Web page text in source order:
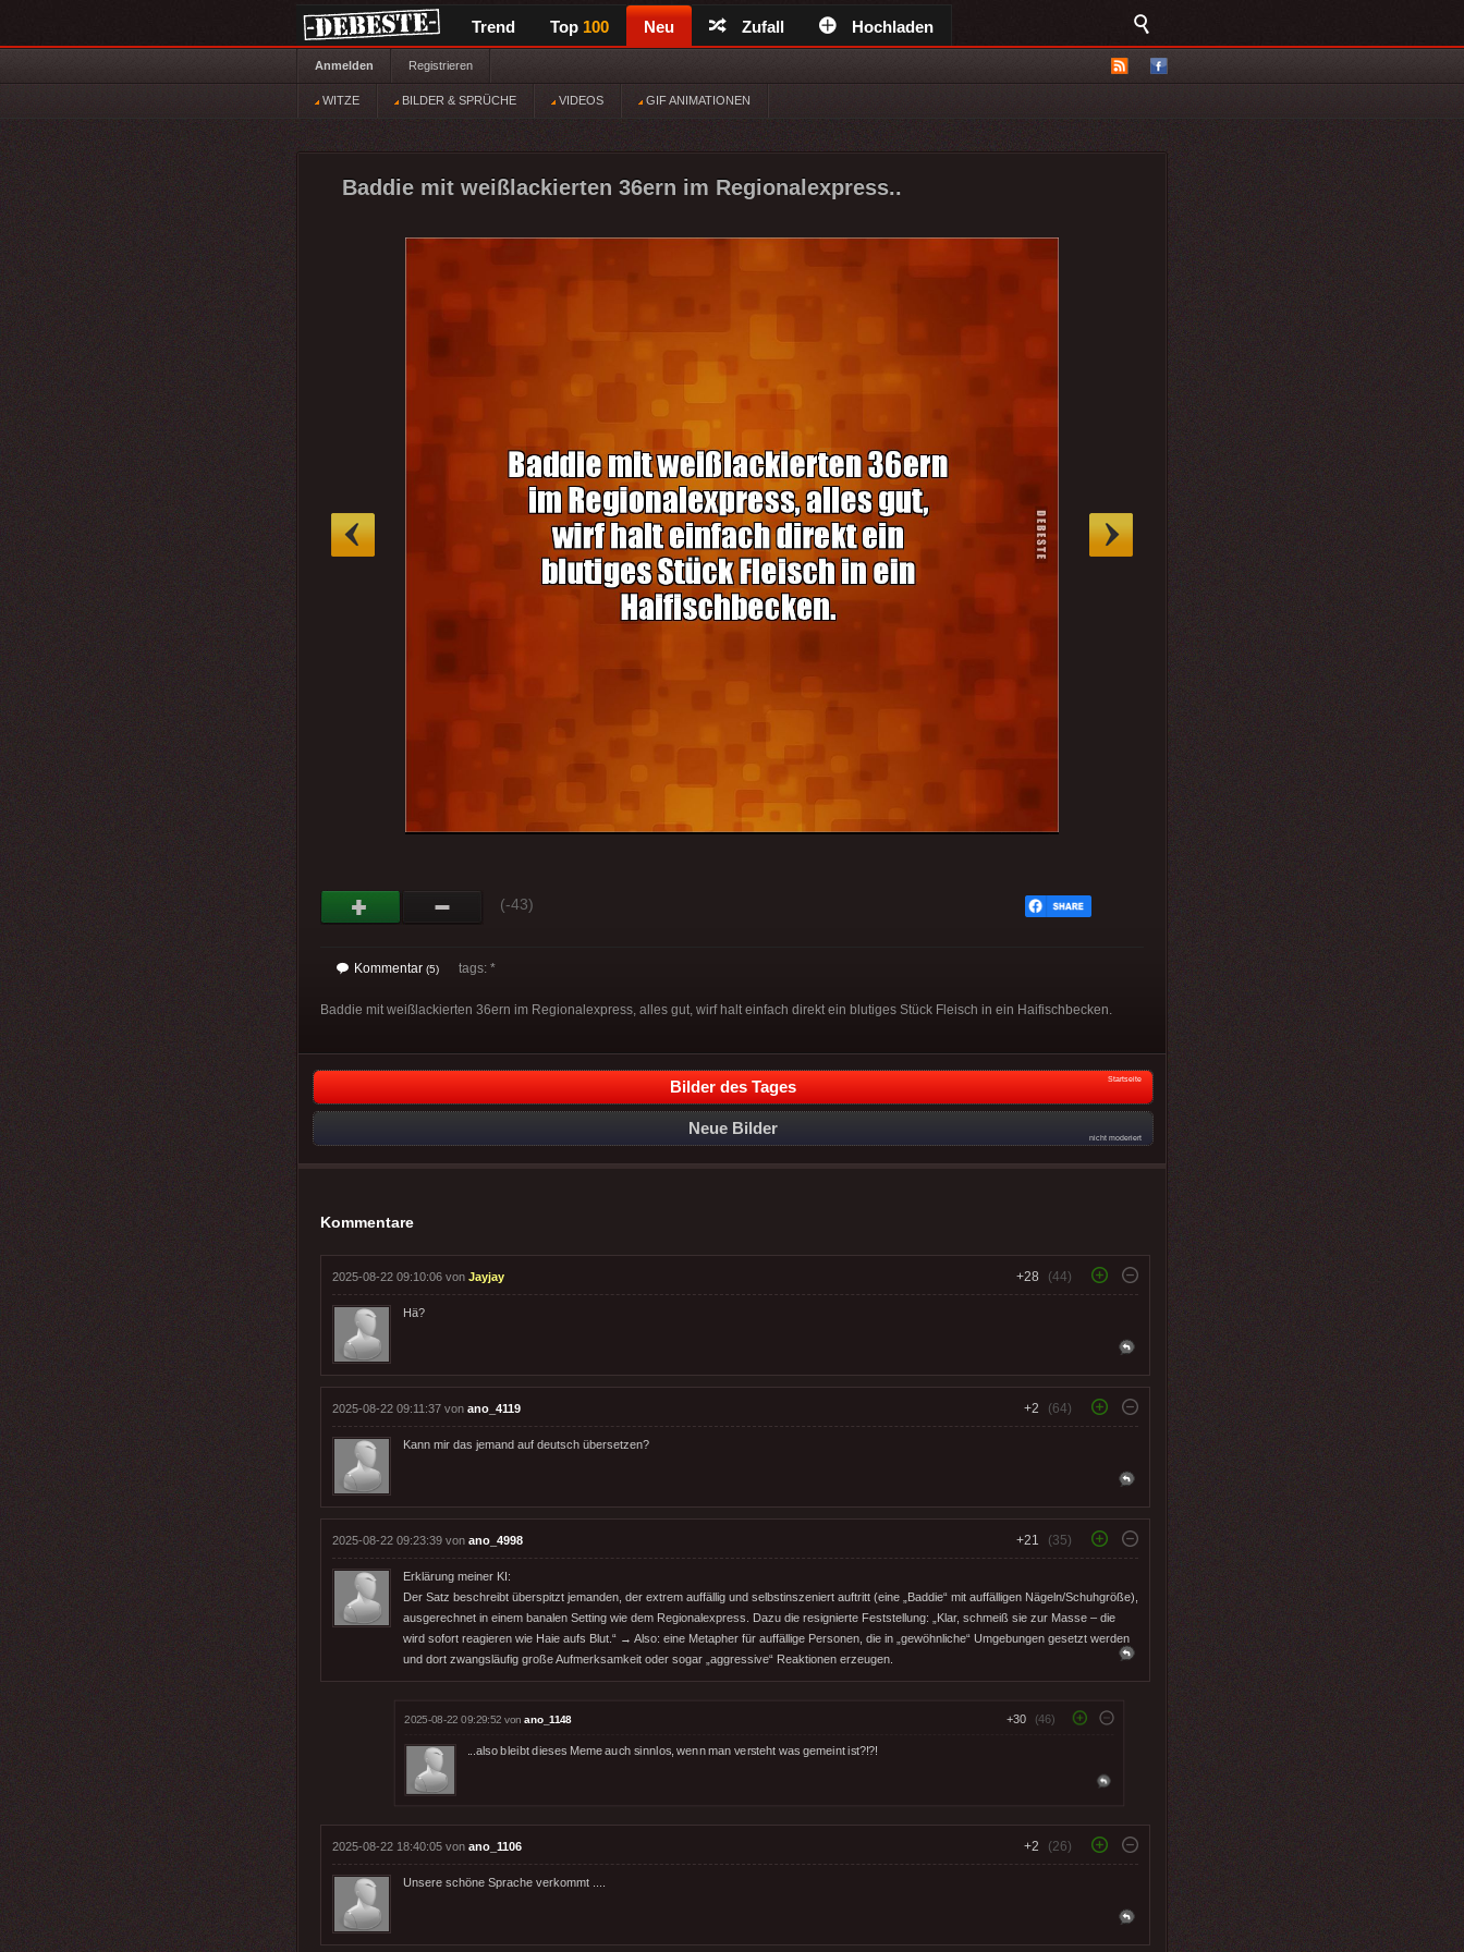
Trend Top 100 Neu Zufall Hochladen
Anmelden Registrieren
WITZE BILDER & SPRÜCHE VIDEOS GIF ANIMATIONEN
Baddie mit weißlackierten 36ern im Regionalexpress..
(-43)
Kommentar (5) tags: *
Baddie mit weißlackierten 36ern im Regionalexpress, alles gut, wirf halt einfach direkt ein blutiges Stück Fleisch in ein Haifischbecken.
Bilder des Tages Startseite
Neue Bilder
nicht moderiert
Kommentare
2025-08-22 09:10:06 von Jayjay +28 (44)
Hä?
2025-08-22 09:11:37 von ano_4119 +2 (64)
Kann mir das jemand auf deutsch übersetzen?
2025-08-22 09:23:39 von ano_4998 +21 (35)
Erklärung meiner KI:
Der Satz beschreibt überspitzt jemanden, der extrem auffällig und selbstinszeniert auftritt (eine „Baddie“ mit auffälligen Nägeln/Schuhgröße),
ausgerechnet in einem banalen Setting wie dem Regionalexpress. Dazu die resignierte Feststellung: „Klar, schmeiß sie zur Masse – die
wird sofort reagieren wie Haie aufs Blut.“ → Also: eine Metapher für auffällige Personen, die in „gewöhnliche“ Umgebungen gesetzt werden
und dort zwangsläufig große Aufmerksamkeit oder sogar „aggressive“ Reaktionen erzeugen.
2025-08-22 09:29:52 vonano_1148 +30 (46)
...also bleibt dieses Meme auch sinnlos, wenn man versteht was gemeint ist?!?!
2025-08-22 18:40:05 von ano_1106 +2 (26)
Unsere schöne Sprache verkommt ....